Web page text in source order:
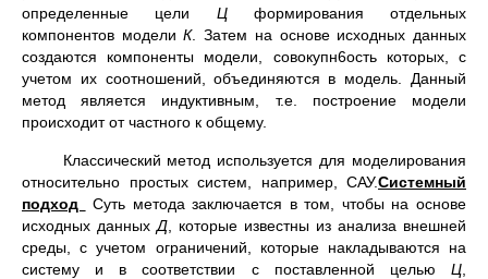
определенные цели Цформирования отдельных
компонентов моделиК. Затем на основе исходных данных
создаются компоненты модели, совокупн6ость которых, с
учетом их соотношений, объединяются в модель. Данный
метод является индуктивным, т.е. построение модели
происходит от частного к общему.
Классический метод используется для моделирования
относительно простых систем, например, САУ.Системный
подход
Суть метода заключается в том, чтобы на основе
исходных данных Д , которые известны из анализа внешней
среды, с учетом ограничений, которые накладываются на
систему и в соответствии с поставленной целью Ц